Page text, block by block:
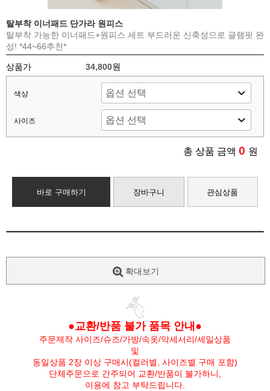
탈부착 이너패드 단가라 원피스
탈부착 가능한 이너패드+원피스 세트 부드러운 신축성으로 글램핏 완
성! *44~66추천*
상품가 34,800원
색상
사이즈
총 상품 금액 0 원
바로 구매하기 장바구니 관심상품
확대보기
●교환/반품 불가 품목 안내●
주문제작 사이즈/슈즈/가방/속옷/악세서리/세일상품
및
동일상품 2장 이상 구매시(컬러별, 사이즈별 구매 포함)
단체주문으로 간주되어 교환/반품이 불가하니,
이용에 참고 부탁드립니다.